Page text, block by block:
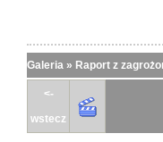
Galeria » Raport z
<-
wstecz